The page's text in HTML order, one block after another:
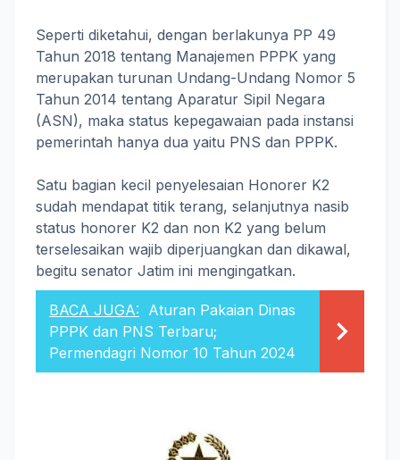
Seperti diketahui, dengan berlakunya PP 49
Tahun 2018 tentang Manajemen PPPK yang
merupakan turunan Undang-Undang Nomor 5
Tahun 2014 tentang Aparatur Sipil Negara
(ASN), maka status kepegawaian pada instansi
pemerintah hanya dua yaitu PNS dan PPPK.
Satu bagian kecil penyelesaian Honorer K2
sudah mendapat titik terang, selanjutnya nasib
status honorer K2 dan non K2 yang belum
terselesaikan wajib diperjuangkan dan dikawal,
begitu senator Jatim ini mengingatkan.
BACA JUGA: Aturan Pakaian Dinas
PPPK dan PNS Terbaru;
Permendagri Nomor 10 Tahun 2024